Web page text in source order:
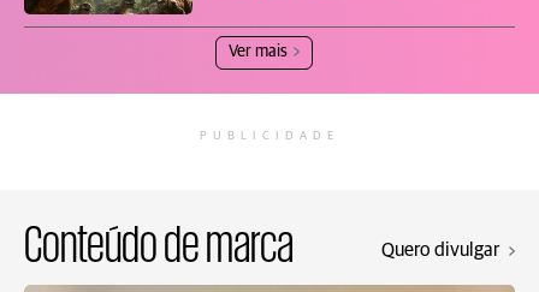
Ver mais
PUBLICIDADE
Conteúdo de marca Quero divulgar